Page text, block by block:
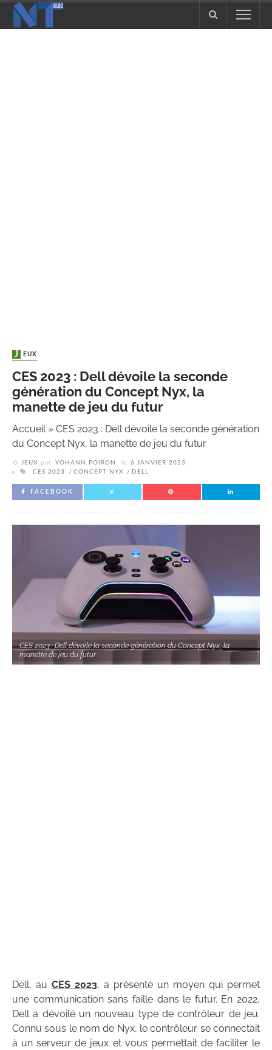
JEUX
CES 2023 : Dell dévoile la seconde
génération du Concept Nyx, la
manette de jeu du futur
Accueil» CES 2023 : Dell dévoile la seconde génération
du Concept Nyx, la manette de jeu du futur
JEUX par YOHANN POIRON le
6 JANVIER 2023
CES 2023
CONCEPT NYX DELL
FACEBOOK
CES 2023 : Dell dévoile la seconde génération du Concept Nyx, la
manette de jeu du futur
Dell, au CES 2023, a présenté un moyen qui permet
une communication sans faille dans le futur. En 2022,
Dell a dévoilé un nouveau type de contrôleur de jeu.
Connu sous le nom de Nyx, le contrôleur se connectait
à un serveur de jeux et vous permettait de faciliter le